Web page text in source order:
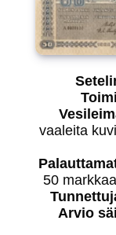
vaaleita
50
Arvio